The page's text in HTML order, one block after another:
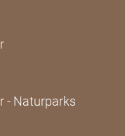
- Naturparks